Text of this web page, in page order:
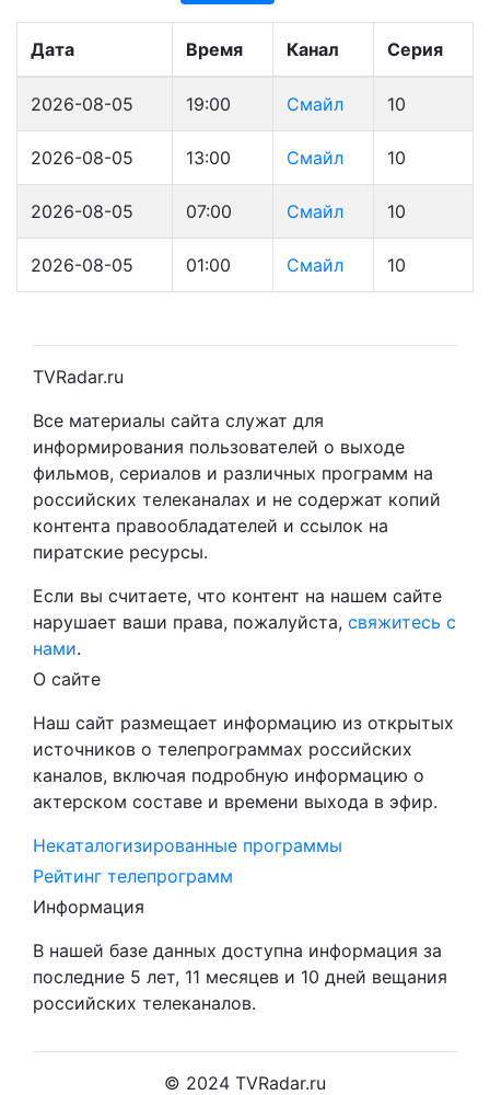
Дата Время Канал Серия
2026-08-05 19:00 Смайл 10
2026-08-05 13:00 Смайл 10
2026-08-05 07:00 Смайл 10
2026-08-05 01:00 Смайл 10
TVRadar.ru
Все материалы сайта служат для
информирования пользователей о выходе
фильмов, сериалов и различных программ на
российских телеканалах и не содержат копий
контента правообладателей и ссылок на
пиратские ресурсы.
Если вы считаете, что контент на нашем сайте
нарушает ваши права, пожалуйста, свяжитесь с
нами.
О сайте
Наш сайт размещает информацию из открытых
источников о телепрограммах российских
каналов, включая подробную информацию о
актерском составе и времени выхода в эфир.
Некаталогизированные программы
Рейтинг телепрограмм
Информация
В нашей базе данных доступна информация за
последние 5 лет, 11 месяцев и 10 дней вещания
российских телеканалов.
© 2024 TVRadar.ru